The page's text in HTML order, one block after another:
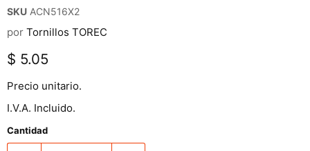
SKU ACN516X2
por Tornillos TOREC
Precio actual
$ 5.05
Precio unitario.
I.V.A. Incluido.
Cantidad